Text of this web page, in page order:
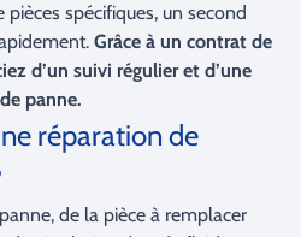
pièces spécifiques, un second
Grâce à un contrat de
d’un suivi régulier et d’une
panne.
réparation de
de la pièce à remplacer